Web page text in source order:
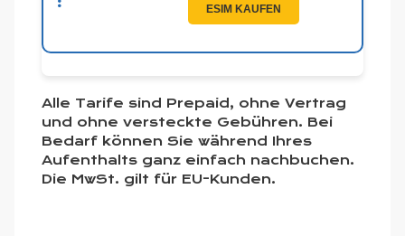
ESIM KAUFEN
Alle Tarife sind Prepaid, ohne Vertrag
und ohne versteckte Gebühren. Bei
Bedarf können Sie während Ihres
Aufenthalts ganz einfach nachbuchen.
Die MwSt. gilt für EU-Kunden.